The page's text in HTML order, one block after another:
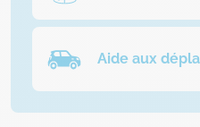
Aide aux